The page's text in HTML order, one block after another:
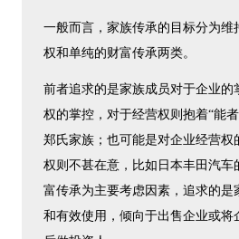
一般而言，家族传承的目标分为维
权和单纯的财富传承两类。
前者追求的是家族成员对于企业
权的掌控，对于经营权则抱着“能
郑氏家族；也可能是对企业经营权
权则不甚在意，比如日本丰田汽车
富传承为主要考虑因素，追求的是
和有效使用，倾向于出售企业或将